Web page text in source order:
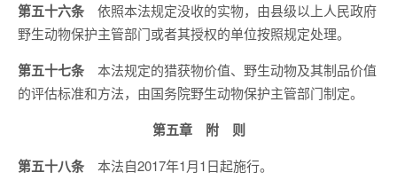
第五十六条 依照本法规定没收的实物，由县级以上人民政府
野生动物保护主管部门或者其授权的单位按照规定处理。
第五十七条 本法规定的猎获物价值、野生动物及其制品价值
的评估标准和方法，由国务院野生动物保护主管部门制定。
第五章 附 则
第五十八条 本法自2017年1月1日起施行。